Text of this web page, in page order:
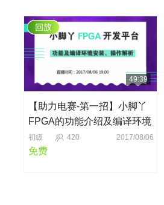
49:39
【助力电赛-第一招】小脚丫
FPGA的功能介绍及编译环境
的安装、操作
初级 420 2017/08/06
免费